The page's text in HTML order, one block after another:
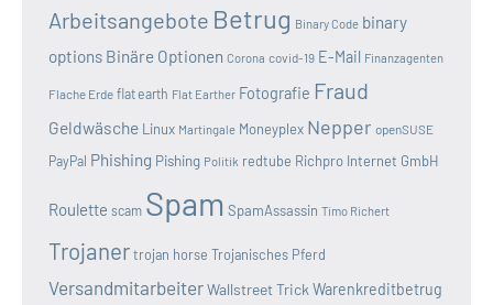
Arbeitsangebote Betrug Binary Code binary
options Binäre Optionen Corona covid-19 E-Mail Finanzagenten
Flache Erde flat earth Flat Earther Fotografie Fraud
Geldwäsche Linux Martingale Moneyplex Nepper openSUSE
PayPal Phishing Pishing Politik redtube Richpro Internet GmbH
Roulette scam Spam SpamAssassin Timo Richert
Trojanertrojan horse Trojanisches Pferd
VersandmitarbeiterWallstreet Trick Warenkreditbetrug